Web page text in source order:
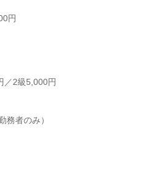
円
／2級5,000円
務者のみ）